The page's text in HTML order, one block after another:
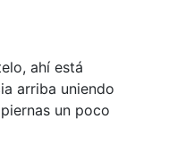
ahí está
arriba uniendo
un poco